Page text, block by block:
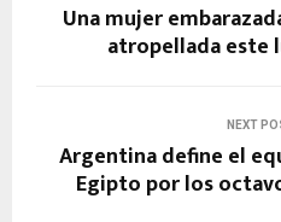
Una mujer
atropellada este
NEXT
Argentina define el
Egipto por los